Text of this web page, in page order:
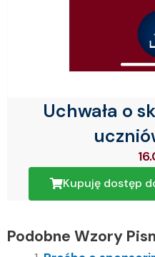
Uchwała o
Kupuję dostęp
Podobne Wzory